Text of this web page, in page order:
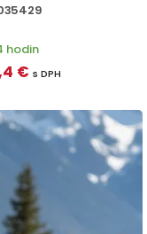
hodin
€ s DPH